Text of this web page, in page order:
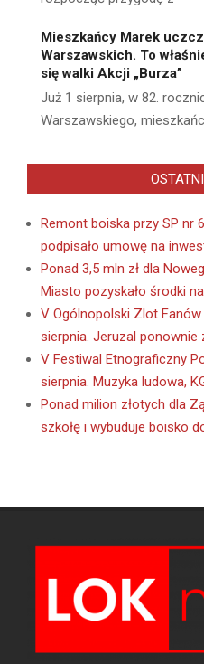
Mieszkańcy Marek
Warszawskich. To
się walki Akcji „Burza”
Już 1 sierpnia, w 82.
Warszawskiego,
Remont boiska przy SP nr
podpisało umowę na
Ponad 3,5 mln zł dla
Miasto pozyskało środki
V Ogólnopolski Zlot Fanów
sierpnia. Jeruzal ponownie
V Festiwal Etnograficzny
sierpnia. Muzyka ludowa,
Ponad milion złotych dla
szkołę i wybuduje boisko